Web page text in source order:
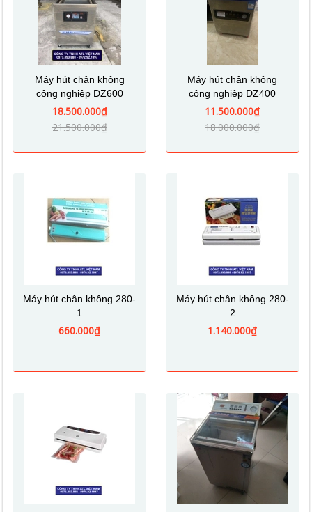
Máy hút chân không
công nghiệp DZ600
18.500.000₫
21.500.000₫
Máy hút chân không
công nghiệp DZ400
11.500.000₫
18.000.000₫
Máy hút chân không 280-
1
660.000₫
Máy hút chân không 280-
2
1.140.000₫